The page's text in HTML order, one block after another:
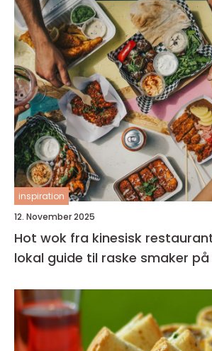
inspiration
12. November 2025
Hot wok fra kinesisk
lokal guide til raske smaker